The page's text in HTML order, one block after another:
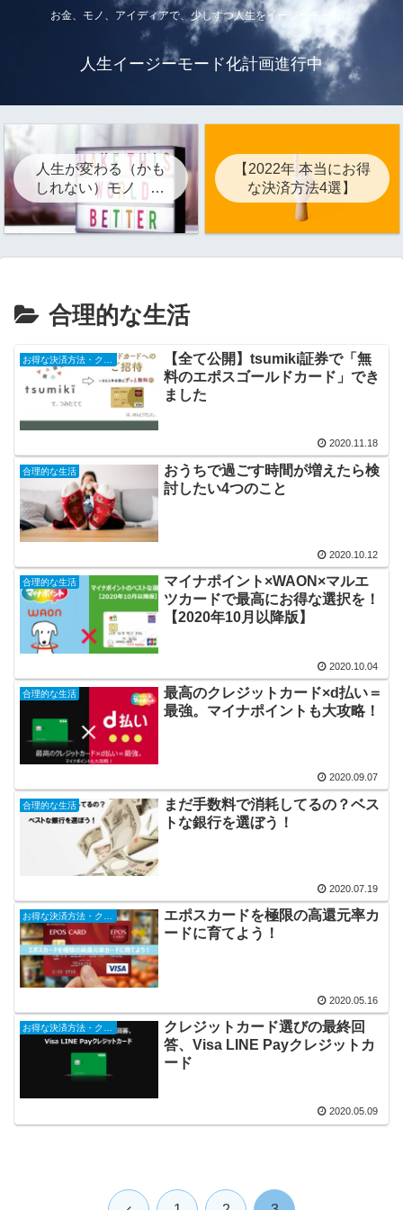
お金、モノ、アイディアで、少しずつ人生をイージーモードに
人生イージーモード化計画進行中
人生が変わる（かも
しれない）モノ 22
選
【2022年 本当にお得
な決済方法4選】
合理的な生活
【全て公開】tsumiki証券で「無
料のエポスゴールドカード」でき
ました
2020.11.18
合理的な生活
おうちで過ごす時間が増えたら検
討したい4つのこと
2020.10.12
合理的な生活
マイナポイント×WAON×マルエ
ツカードで最高にお得な選択を！
【2020年10月以降版】
2020.10.04
合理的な生活
最高のクレジットカード×d払い＝
最強。マイナポイントも大攻略！
2020.09.07
合理的な生活
まだ手数料で消耗してるの？ベス
トな銀行を選ぼう！
2020.07.19
お得な決済方法・クレジットカード
エポスカードを極限の高還元率カ
ードに育てよう！
2020.05.16
クレジットカード選びの最終回
答、Visa LINE Payクレジットカ
ード
2020.05.09